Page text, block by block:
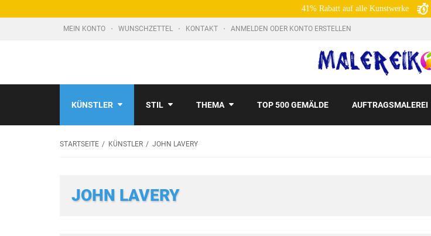
41% Rabatt auf alle Kunstwerke
MEIN KONTO WUNSCHZETTEL KONTAKT ANMELDEN ODER KONTO ERSTELLEN
KÜNSTLER STIL THEMA TOP 500 GEMÄLDE AUFTRAGSMALEREI
STARTSEITE KÜNSTLER JOHN LAVERY
JOHN LAVERY